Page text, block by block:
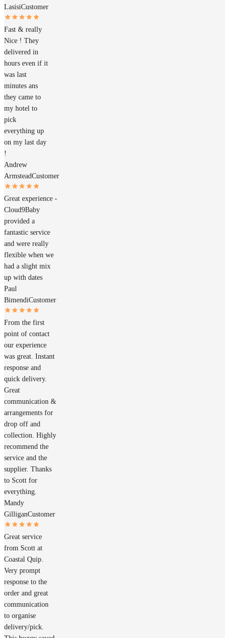
LasisiCustomer
Fast & really
Nice ! They
delivered in
hours even if it
was last
minutes ans
they came to
my hotel to
pick
everything up
on my last day
!
Andrew
ArmsteadCustomer
Great experience -
Cloud9Baby
provided a
fantastic service
and were really
flexible when we
had a slight mix
up with dates
Paul
BimendiCustomer
From the first
point of contact
our experience
was great. Instant
response and
quick delivery.
Great
communication &
arrangements for
drop off and
collection. Highly
recommend the
service and the
supplier. Thanks
to Scott for
everything.
Mandy
GilliganCustomer
Great service
from Scott at
Coastal Quip.
Very prompt
response to the
order and great
communication
to organise
delivery/pick.